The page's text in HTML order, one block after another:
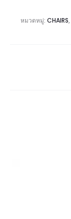
หมวดหมู่: CHAIRS,